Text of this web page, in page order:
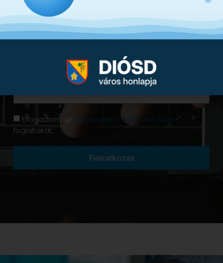
Értesüljön első kézből a városunkat érintő
hírekről, információkról. A lényeg Diósdról -
egyenesen a postafiókjába!
Elfogadom az adatkezelési tájékoztatóban
foglaltakat.
Feliratkozás